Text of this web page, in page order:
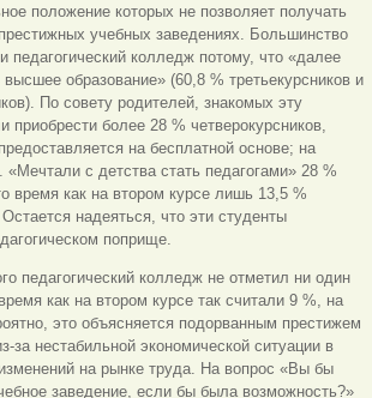
положение которых не позволяет получать
учебных заведениях. Большинство
педагогический колледж потому, что «далее
образование» (60,8 % третьекурсников и
По совету родителей, знакомых эту
приобрести более 28 % четверокурсников,
на бесплатной основе; на
с детства стать педагогами» 28 %
время как на втором курсе лишь 13,5 %
надеяться, что эти студенты
поприще.
педагогический колледж не отметил ни один
как на втором курсе так считали 9 %, на
это объясняется подорванным престижем
за нестабильной экономической ситуации в
на рынке труда. На вопрос «Вы бы
заведение, если бы была возможность?»